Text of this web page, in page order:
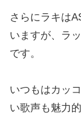
さらにラキは
いますが、ラ
です。
いつもはカッ
い歌声も魅力